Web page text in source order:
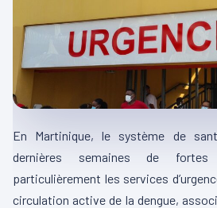
En Martinique, le système de
dernières semaines de fortes
particulièrement les services
circulation active de la dengue,